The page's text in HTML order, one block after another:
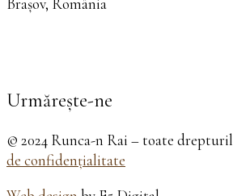
Brașov, România
Urmărește-ne
© 2024 Runca-n Rai – toate
de confidențialitate